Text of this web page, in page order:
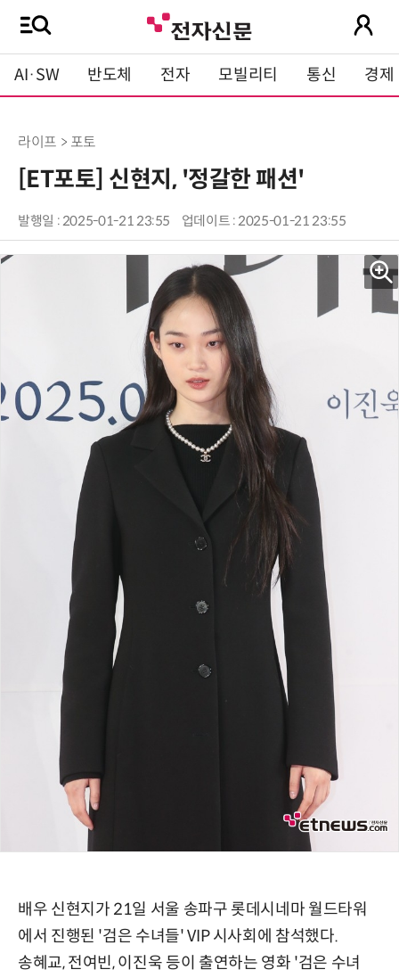
AI·SW 반도체 전자 모빌리티 통신 경제
라이프 > 포토
[ET포토] 신현지, '정갈한 패션'
발행일 : 2025-01-21 23:55 업데이트 : 2025-01-21 23:55
배우 신현지가 21일 서울 송파구 롯데시네마 월드타워
에서 진행된 '검은 수녀들' VIP 시사회에 참석했다.
송혜교, 전여빈, 이진욱 등이 출연하는 영화 '검은 수녀